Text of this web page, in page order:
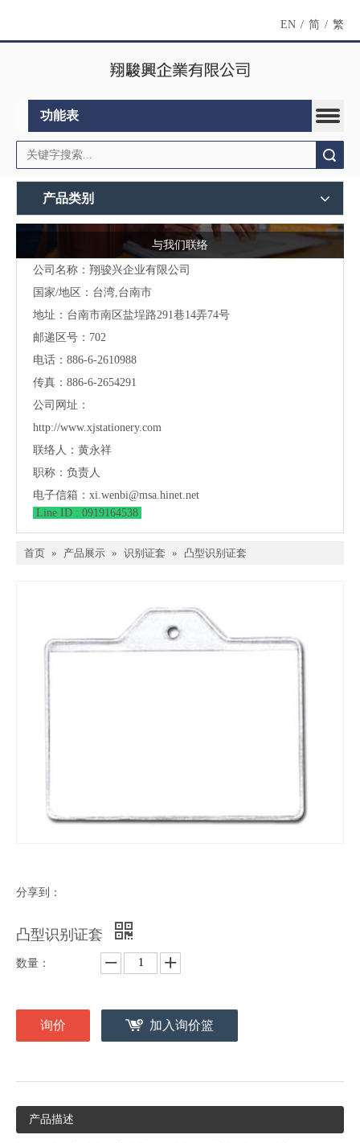
EN / 简 / 繁
功能表
产品类别
与我们联络
公司名称：翔骏兴企业有限公司
国家/地区：台湾,台南市
地址： 台南市南区盐埕路291巷14弄74号
邮递区号：702
电话：886-6-2610988
传真：886-6-2654291
公司网址：
http://www.xjstationery.com
联络人：黄永祥
职称：负责人
电子信箱： xi.wenbi@msa.hinet.net
Line ID : 0919164538
首页 » 产品展示 » 识别证套 » 凸型识别证套
分享到：
凸型识别证套
数量：
询价 加入询价篮
产品描述